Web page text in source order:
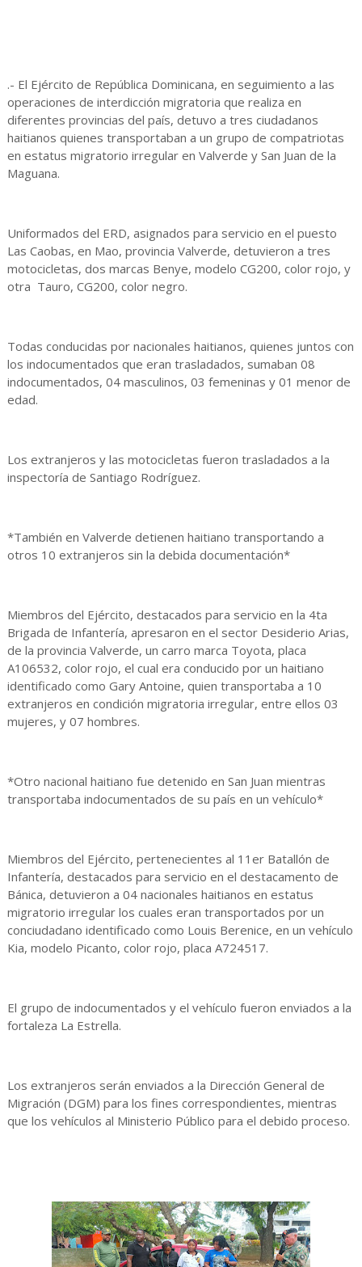
.- El Ejército de República Dominicana, en seguimiento a las
operaciones de interdicción migratoria que realiza en
diferentes provincias del país, detuvo a tres ciudadanos
haitianos quienes transportaban a un grupo de compatriotas
en estatus migratorio irregular en Valverde y San Juan de la
Maguana.
Uniformados del ERD, asignados para servicio en el puesto
Las Caobas, en Mao, provincia Valverde, detuvieron a tres
motocicletas, dos marcas Benye, modelo CG200, color rojo, y
otra Tauro, CG200, color negro.
Todas conducidas por nacionales haitianos, quienes juntos con
los indocumentados que eran trasladados, sumaban 08
indocumentados, 04 masculinos, 03 femeninas y 01 menor de
edad.
Los extranjeros y las motocicletas fueron trasladados a la
inspectoría de Santiago Rodríguez.
*También en Valverde detienen haitiano transportando a
otros 10 extranjeros sin la debida documentación*
Miembros del Ejército, destacados para servicio en la 4ta
Brigada de Infantería, apresaron en el sector Desiderio Arias,
de la provincia Valverde, un carro marca Toyota, placa
A106532, color rojo, el cual era conducido por un haitiano
identificado como Gary Antoine, quien transportaba a 10
extranjeros en condición migratoria irregular, entre ellos 03
mujeres, y 07 hombres.
*Otro nacional haitiano fue detenido en San Juan mientras
transportaba indocumentados de su país en un vehículo*
Miembros del Ejército, pertenecientes al 11er Batallón de
Infantería, destacados para servicio en el destacamento de
Bánica, detuvieron a 04 nacionales haitianos en estatus
migratorio irregular los cuales eran transportados por un
conciudadano identificado como Louis Berenice, en un vehículo
Kia, modelo Picanto, color rojo, placa A724517.
El grupo de indocumentados y el vehículo fueron enviados a la
fortaleza La Estrella.
Los extranjeros serán enviados a la Dirección General de
Migración (DGM) para los fines correspondientes, mientras
que los vehículos al Ministerio Público para el debido proceso.